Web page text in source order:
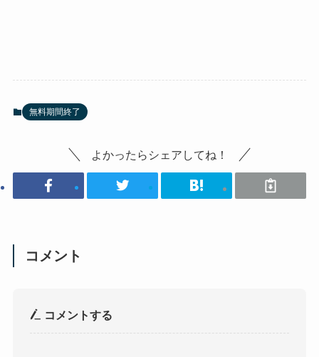
無料期間終了
よかったらシェアしてね！
コメント
コメントする